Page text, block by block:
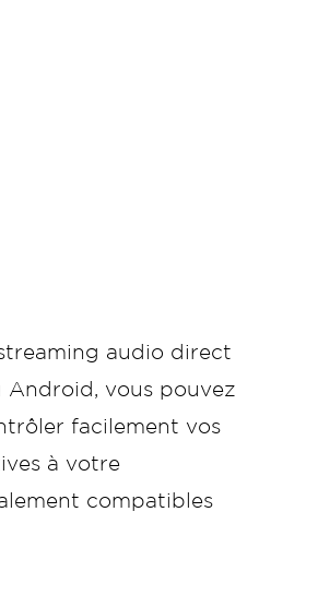
audio direct
Android, vous pouvez
facilement vos
à votre
compatibles